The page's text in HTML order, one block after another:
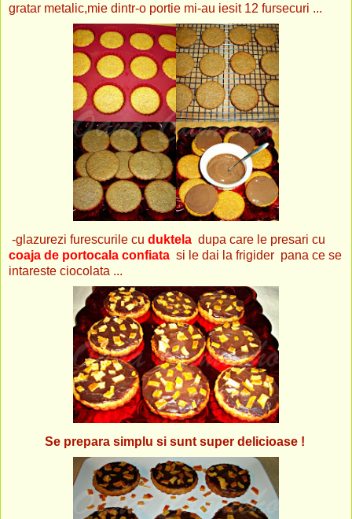
gratar metalic,mie dintr-o portie mi-au iesit 12 fursecuri ...
-glazurezi furescurile cu duktela dupa care le presari cu
coaja de portocala confiata si le dai la frigider pana ce se
intareste ciocolata ...
Se prepara simplu si sunt super delicioase !